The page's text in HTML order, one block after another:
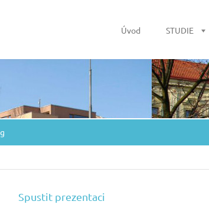
Úvod STUDIE
Spustit prezentaci